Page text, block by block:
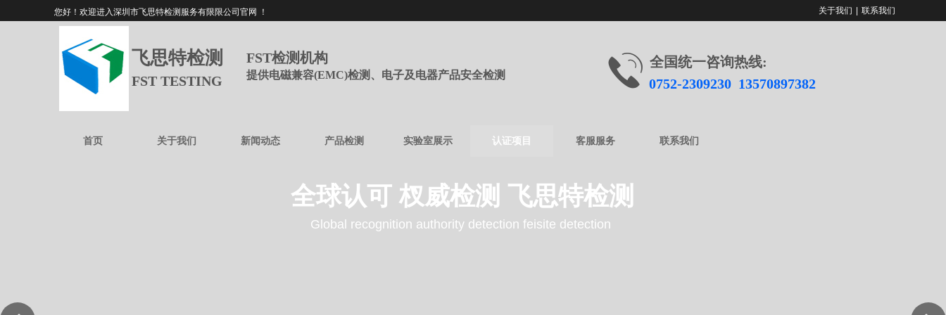
您好！欢迎进入深圳市飞思特检测服务有限限公司官网 ！
飞思特检测
FST TESTING
FST检测机构
提供电磁兼容(EMC)检测、电子及电器产品安全检测
全国统一咨询热线:
0752-2309230 13570897382
首页 关于我们 新闻动态 产品检测 实验室展示 认证项目 客服服务 联系我们
关于我们 联系我们
全球认可 杈威检测 飞思特检测
Global recognition authority detection feisite detection